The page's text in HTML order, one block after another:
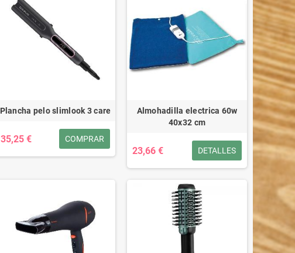
Plancha pelo slimlook 3 care
35,25 € COMPRAR
Almohadilla electrica 60w
40x32 cm
23,66 € DETALLES